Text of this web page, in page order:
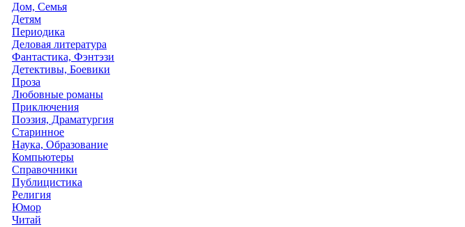
Дом, Семья
Детям
Периодика
Деловая литература
Фантастика, Фэнтэзи
Детективы, Боевики
Проза
Любовные романы
Приключения
Поэзия, Драматургия
Старинное
Наука, Образование
Компьютеры
Справочники
Публицистика
Религия
Юмор
Читай